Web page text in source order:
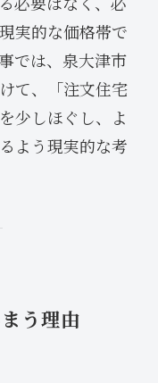
実的な価格帯で
では、泉大津市
て、「注文住宅
少しほぐし、よ
よう現実的な考
う理由